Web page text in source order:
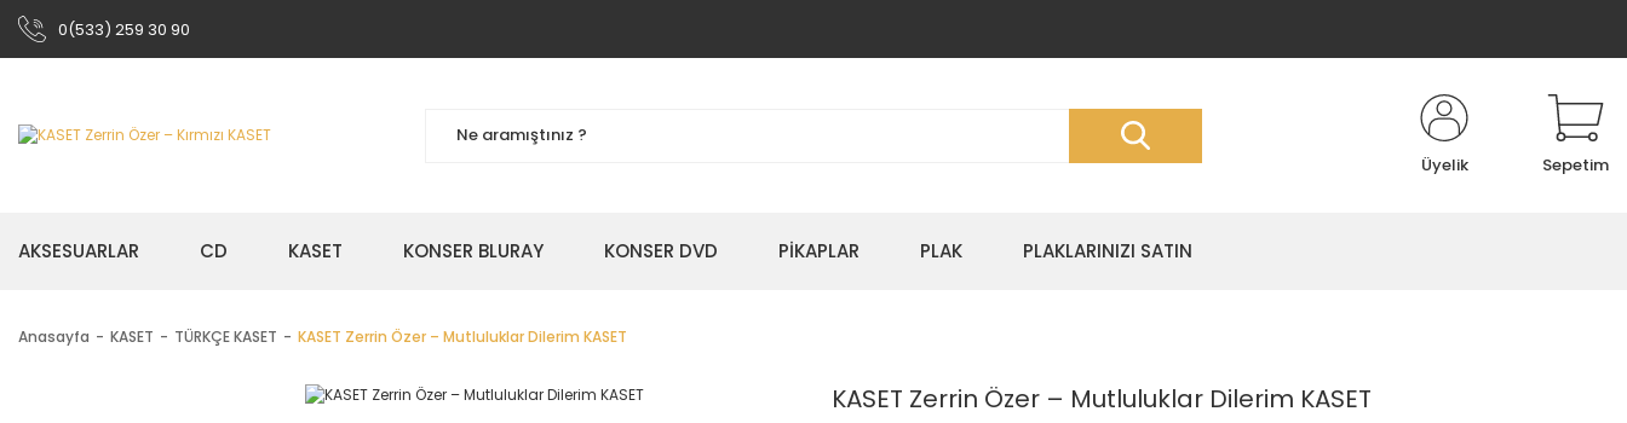
0(533) 259 30 90
Üyelik Sepetim
AKSESUARLAR CD KASET KONSER BLURAY KONSER DVD PİKAPLAR PLAK PLAKLARINIZI SATIN
Anasayfa KASET TÜRKÇE KASET KASET Zerrin Özer ‎– Mutluluklar Dilerim KASET
KASET Zerrin Özer ‎– Mutluluklar Dilerim KASET